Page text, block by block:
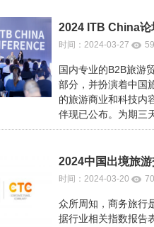
2024 ITB China论
时间：2024-03-27
国内专业的B2B旅游
部分，并扮演着中国
的旅游商业和科技内
伴现已公布。为期三
2024中国出境旅
时间：2024-03-20
众所周知，商务旅行
据行业相关指数报告